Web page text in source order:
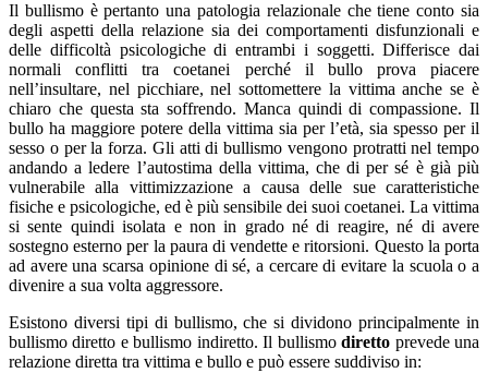
Il bullismo è pertanto una patologia relazionale che tiene conto sia
degli aspetti della relazione sia dei comportamenti disfunzionali e
delle difficoltà psicologiche di entrambi i soggetti. Differisce dai
normali conflitti tra coetanei perché il bullo prova piacere
nell’insultare, nel picchiare, nel sottomettere la vittima anche se è
chiaro che questa sta soffrendo. Manca quindi di compassione. Il
bullo ha maggiore potere della vittima sia per l’età, sia spesso per il
sesso o per la forza. Gli atti di bullismo vengono protratti nel tempo
andando a ledere l’autostima della vittima, che di per sé è già più
vulnerabile alla vittimizzazione a causa delle sue caratteristiche
fisiche e psicologiche, ed è più sensibile dei suoi coetanei. La vittima
si sente quindi isolata e non in grado né di reagire, né di avere
sostegno esterno per la paura di vendette e ritorsioni. Questo la porta
ad avere una scarsa opinione di sé, a cercare di evitare la scuola o a
divenire a sua volta aggressore.
Esistono diversi tipi di bullismo, che si dividono principalmente in
bullismo diretto e bullismo indiretto. Il bullismodiretto prevede una
relazione diretta tra vittima e bullo e può essere suddiviso in: